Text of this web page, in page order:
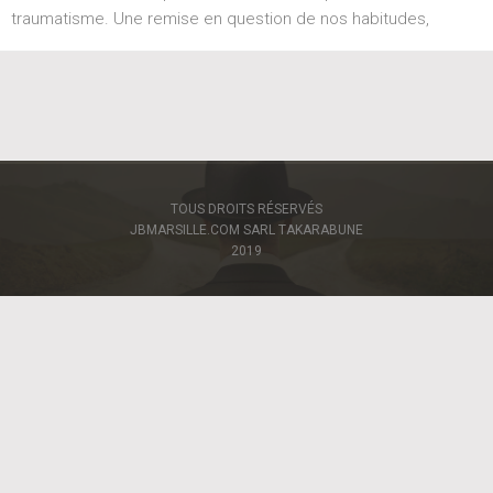
traumatisme. Une remise en question de nos habitudes,
TOUS DROITS RÉSERVÉS
JBMARSILLE.COM SARL TAKARABUNE
2019